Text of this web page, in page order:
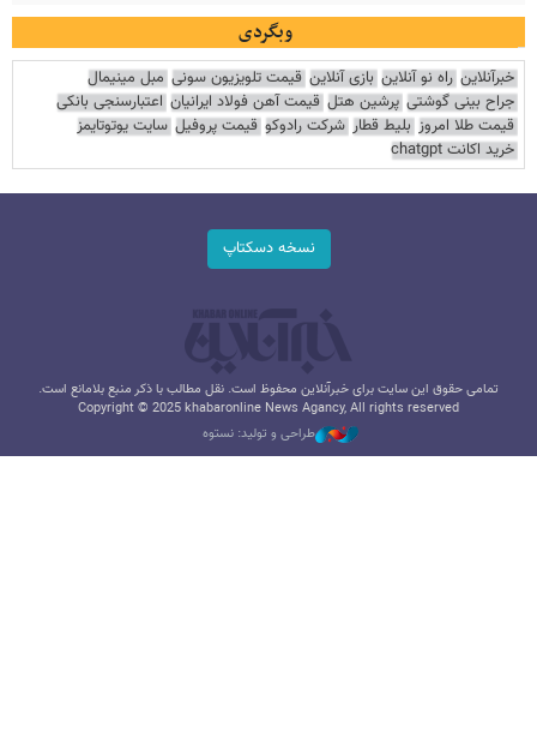
وبگردی
خبرآنلاین راه نو آنلاین بازی آنلاین قیمت تلویزیون سونی مبل مینیمال
جراح بینی گوشتی پرشین هتل قیمت آهن فولاد ایرانیان اعتبارسنجی بانکی
قیمت طلا امروز بلیط قطار شرکت رادوکو قیمت پروفیل سایت یوتوتایمز
خرید اکانت chatgpt
نسخه دسکتاپ
تمامی حقوق این سایت برای خبرآنلاین محفوظ است. نقل مطالب با ذکر منبع بلامانع است.
Copyright © 2025 khabaronline News Agancy, All rights reserved
طراحی و تولید: نستوه